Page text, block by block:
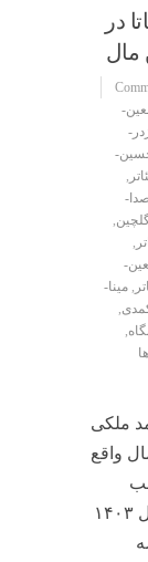
در
مال
,
,
,
, مینا-
,
,
ملکی
واقع
ساعت ۲۰:۳۰تا تیر ماه سال ۱۴۰۳